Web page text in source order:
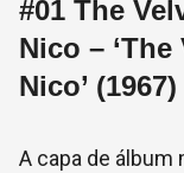
#01 The
Nico –
Nico’ (1967)
A capa de álbum